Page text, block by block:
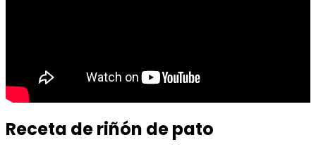
Receta de riñón de pato